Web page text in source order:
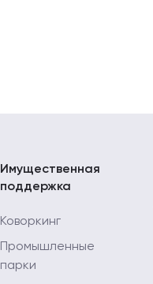
Имущественная
поддержка
Коворкинг
Промышленные
парки